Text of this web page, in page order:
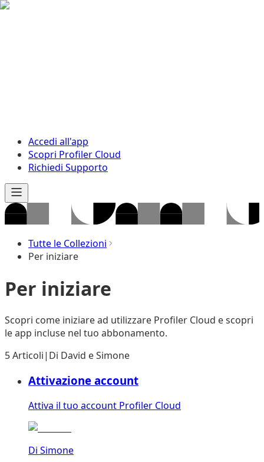
Accedi all'app
Scopri Profiler Cloud
Richiedi Supporto
Tutte le Collezioni
Per iniziare
Per iniziare
Scopri come iniziare ad utilizzare Profiler Cloud e scopri
le app incluse nel tuo abbonamento.
5 Articoli| Di David eSimone
Attivazione account
Attiva il tuo account Profiler Cloud
Di Simone